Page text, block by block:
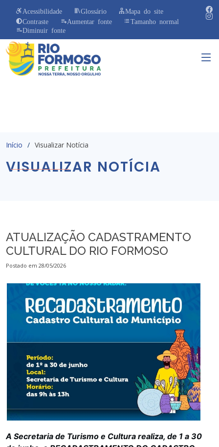
Acessibilidade Glossário
Mapa do site
Contraste
Aumentar fonte
Tamanho normal
Diminuir fonte
Início Visualizar Notícia
VISUALIZAR NOTÍCIA
ATUALIZAÇÃO CADASTRAMENTO
CULTURAL DO RIO FORMOSO
Postado em 28/05/2026
A Secretaria de Turismo e Cultura realiza, de 1 a 30